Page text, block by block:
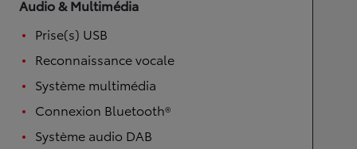
Audio & Multimédia
Prise(s) USB
Reconnaissance vocale
Système multimédia
Connexion Bluetooth®
Système audio DAB